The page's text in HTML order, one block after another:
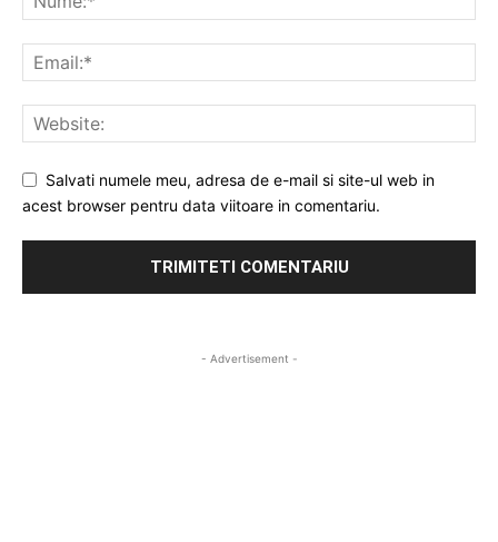
Salvati numele meu, adresa de e-mail si site-ul web in
acest browser pentru data viitoare in comentariu.
- Advertisement -